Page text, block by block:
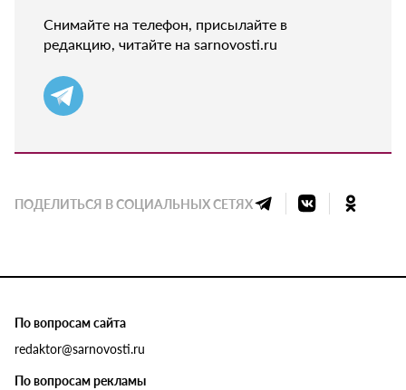
Снимайте на телефон, присылайте в
редакцию, читайте на sarnovosti.ru
ПОДЕЛИТЬСЯ В СОЦИАЛЬНЫХ СЕТЯХ
По вопросам сайта
redaktor@sarnovosti.ru
По вопросам рекламы